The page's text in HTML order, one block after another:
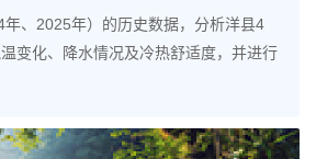
、2025年）的历史数据，分析洋县4
变化、降水情况及冷热舒适度，并进行